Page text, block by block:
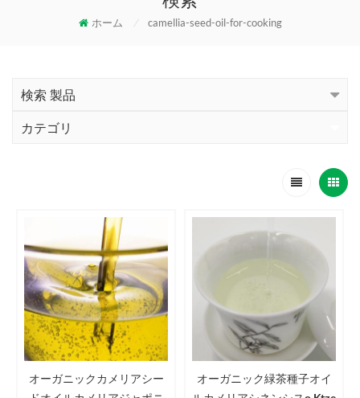
ホーム / camellia-seed-oil-for-cooking
検索 製品
カテゴリ
オーガニックカメリアシー
オーガニック緑茶種子オイ